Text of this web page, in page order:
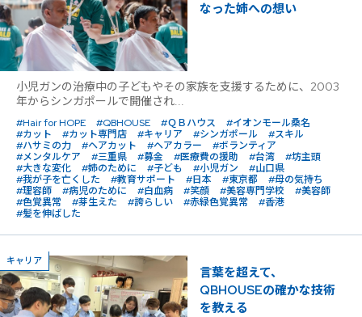
なった姉への想い
小児ガンの治療中の子どもやその家族を支援するために、2003
年からシンガポールで開催され...
#Hair for HOPE #QBHOUSE #ＱＢハウス
#イオンモール桑名
#カット
#カット専門店 #キャリア #シンガポール
#スキル
#ハサミの力
#ヘアカット #ヘアカラー
#ボランティア
#メンタルケア
#三重県 #募金 #医療費の援助 #台湾
#坊主頭
#大きな変化
#姉のために #子ども #小児ガン
#山口県
#我が子を亡くした
#教育サポート #日本 #東京都
#母の気持ち
#理容師
#病児のために #白血病 #笑顔 #美容専門学校
#美容師
#色覚異常
#芽生えた #誇らしい #赤緑色覚異常
#香港
#髪を伸ばした
キャリア
言葉を超えて、
QBHOUSEの確かな技術
を教える